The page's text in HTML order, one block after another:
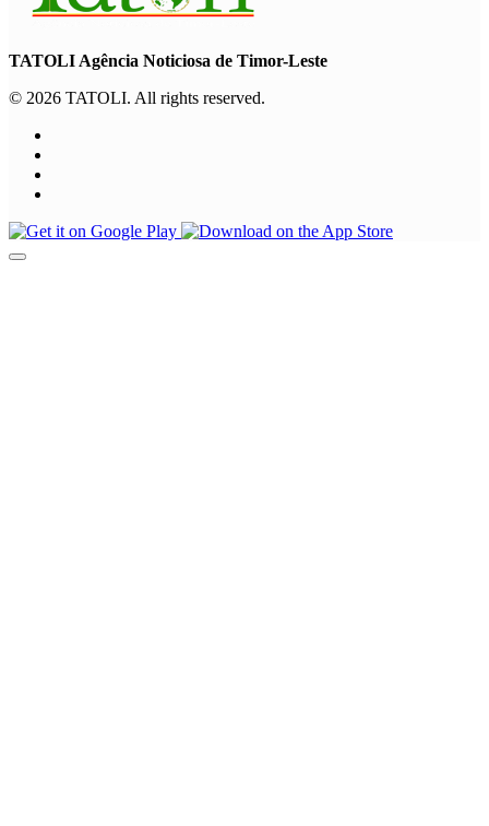
TATOLI Agência Noticiosa de Timor-Leste
© 2026 TATOLI. All rights reserved.